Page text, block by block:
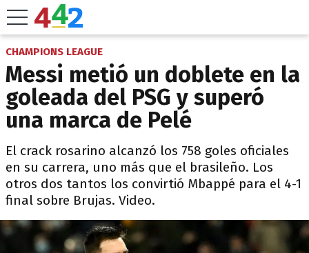
CHAMPIONS LEAGUE
Messi metió un doblete en la
goleada del PSG y superó
una marca de Pelé
El crack rosarino alcanzó los 758 goles oficiales
en su carrera, uno más que el brasileño. Los
otros dos tantos los convirtió Mbappé para el 4-1
final sobre Brujas. Video.